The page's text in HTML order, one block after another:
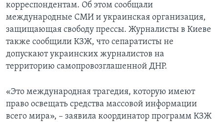
корреспондентам. Об этом сообщали
международные СМИ и украинская организация,
защищающая свободу прессы. Журналисты в Киеве
также сообщили КЗЖ, что сепаратисты не
допускают украинских журналистов на
территорию самопровозглашенной ДНР.
«Это международная трагедия, которую имеют
право освещать средства массовой информации
всего мира», – заявила координатор программ КЗЖ